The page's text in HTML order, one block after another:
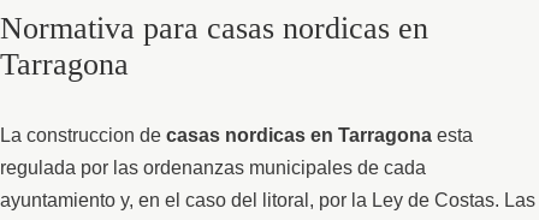
Normativa para casas nordicas en
Tarragona
La construccion de casas nordicas en Tarragona esta
regulada por las ordenanzas municipales de cada
ayuntamiento y, en el caso del litoral, por la Ley de Costas. Las